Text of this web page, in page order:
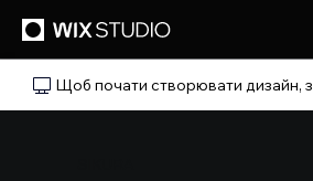
Щоб почати створювати дизайн,